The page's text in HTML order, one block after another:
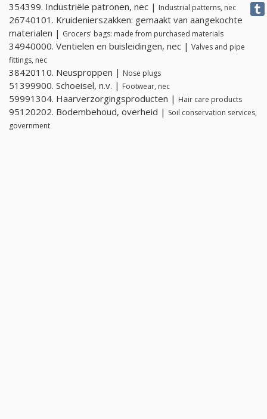
354399. Industriële patronen, nec | Industrial patterns, nec
26740101. Kruidenierszakken: gemaakt van aangekochte
materialen | Grocers' bags: made from purchased materials
34940000. Ventielen en buisleidingen, nec | Valves and pipe
fittings, nec
38420110. Neusproppen | Nose plugs
51399900. Schoeisel, n.v. | Footwear, nec
59991304. Haarverzorgingsproducten | Hair care products
95120202. Bodembehoud, overheid | Soil conservation services,
government